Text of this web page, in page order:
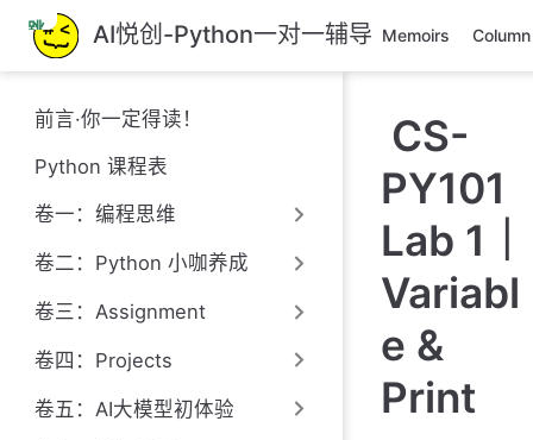
跳
至
主
要
內
AI悦创-Python一对一辅导 Memoirs Column
前言·你一定得读！
Python 课程表
卷一：编程思维
卷二：Python 小咖养成
卷三：Assignment
卷四：Projects
卷五：AI大模型初体验
CS-
PY101
Lab 1｜
Variabl
e &
Print